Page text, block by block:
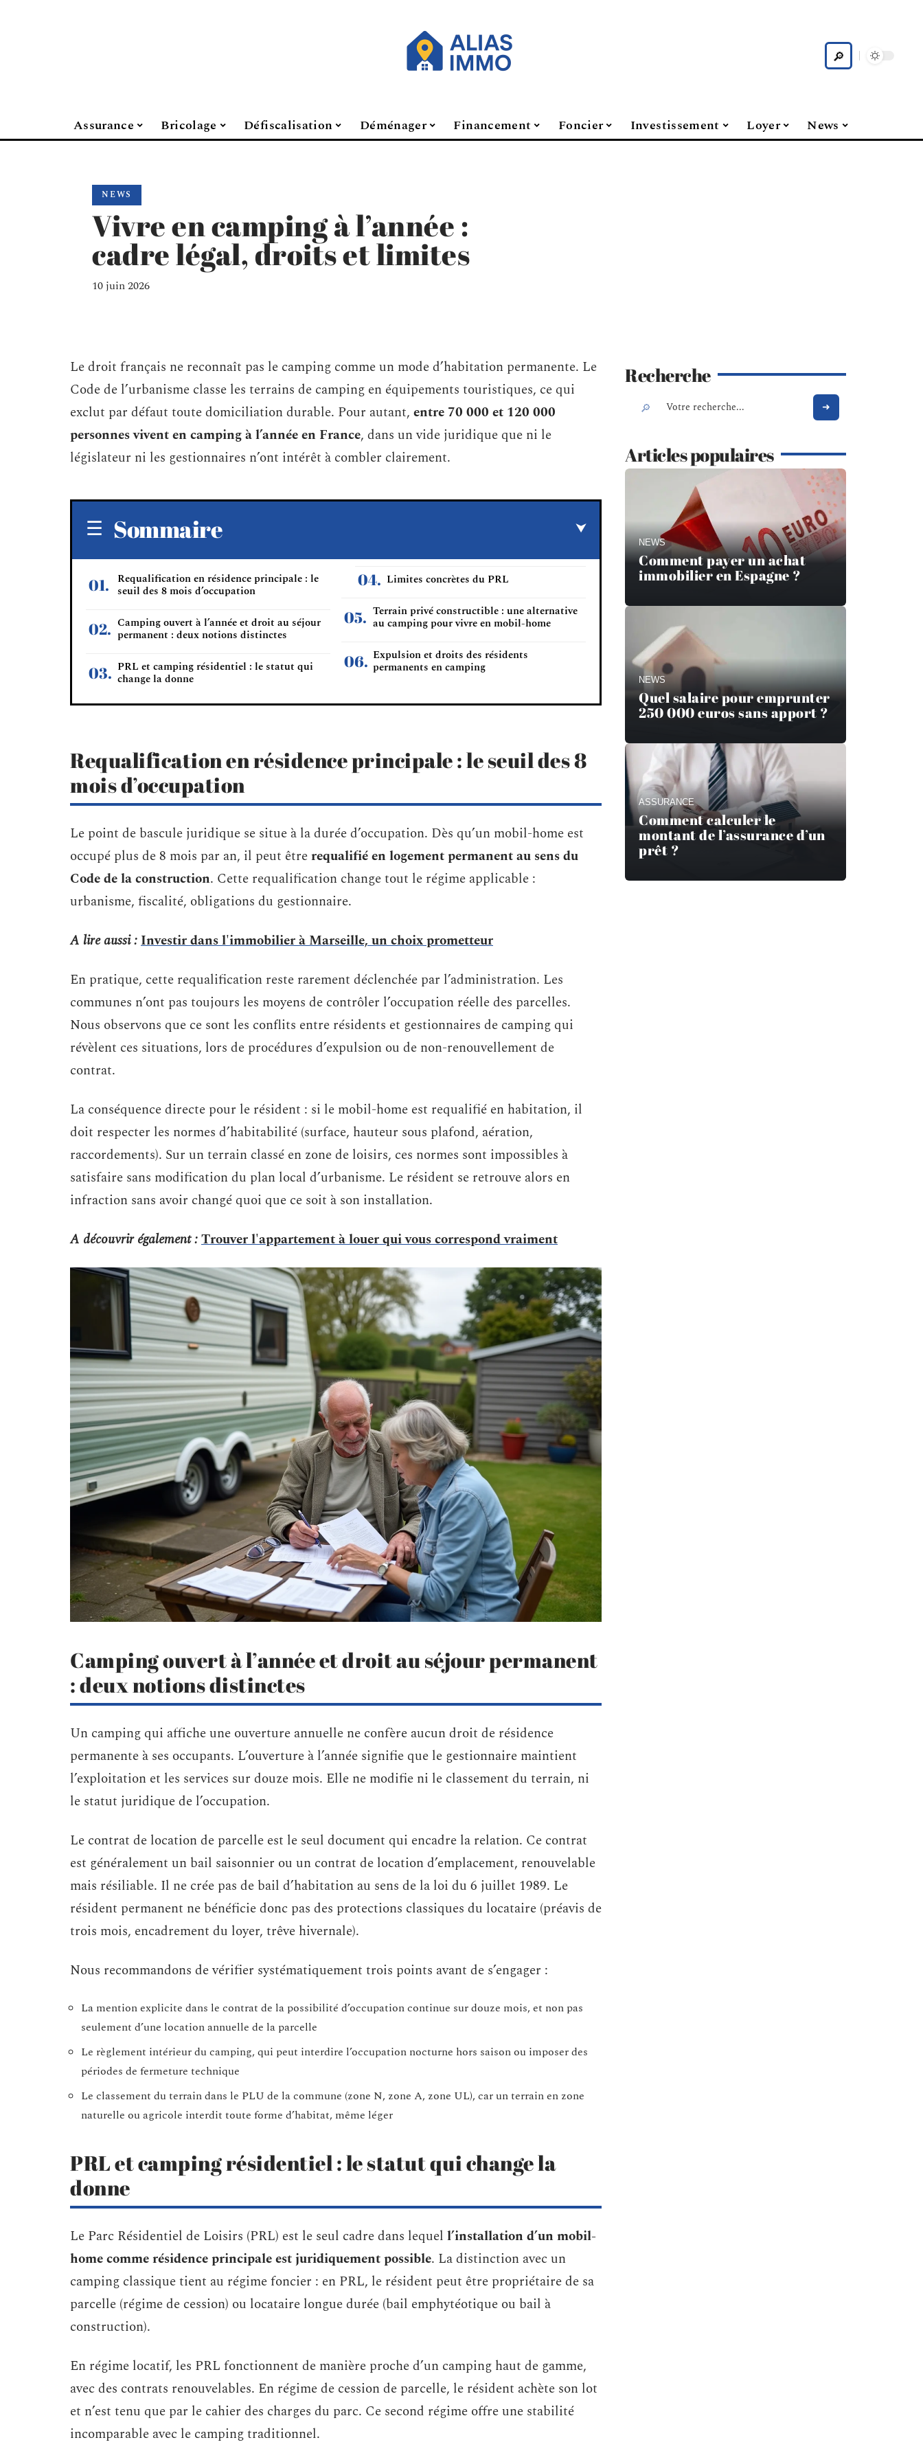
Assurance Bricolage Défiscalisation Déménager Financement Foncier Investissement Loyer News
NEWS
Vivre en camping à l’année :
cadre légal, droits et limites
10 juin 2026
Le droit français ne reconnaît pas le camping comme un mode d’habitation permanente. Le
Code de l’urbanisme classe les terrains de camping en équipements touristiques, ce qui
exclut par défaut toute domiciliation durable. Pour autant, entre 70 000 et 120 000
personnes vivent en camping à l’année en France, dans un vide juridique que ni le
législateur ni les gestionnaires n’ont intérêt à combler clairement.
Sommaire
Requalification en résidence principale : le
seuil des 8 mois d’occupation
Camping ouvert à l’année et droit au séjour
permanent : deux notions distinctes
PRL et camping résidentiel : le statut qui
change la donne
Limites concrètes du PRL
Terrain privé constructible : une alternative
au camping pour vivre en mobil-home
Expulsion et droits des résidents
permanents en camping
Requalification en résidence principale : le seuil des 8
mois d’occupation
Le point de bascule juridique se situe à la durée d’occupation. Dès qu’un mobil-home est
occupé plus de 8 mois par an, il peut êtrerequalifié en logement permanent au sens du
Code de la construction. Cette requalification change tout le régime applicable :
urbanisme, fiscalité, obligations du gestionnaire.
A lire aussi :Investir dans l'immobilier à Marseille, un choix prometteur
En pratique, cette requalification reste rarement déclenchée par l’administration. Les
communes n’ont pas toujours les moyens de contrôler l’occupation réelle des parcelles.
Nous observons que ce sont les conflits entre résidents et gestionnaires de camping qui
révèlent ces situations, lors de procédures d’expulsion ou de non-renouvellement de
contrat.
La conséquence directe pour le résident : si le mobil-home est requalifié en habitation, il
doit respecter les normes d’habitabilité (surface, hauteur sous plafond, aération,
raccordements). Sur un terrain classé en zone de loisirs, ces normes sont impossibles à
satisfaire sans modification du plan local d’urbanisme. Le résident se retrouve alors en
infraction sans avoir changé quoi que ce soit à son installation.
A découvrir également :Trouver l'appartement à louer qui vous correspond vraiment
Camping ouvert à l’année et droit au séjour permanent
: deux notions distinctes
Un camping qui affiche une ouverture annuelle ne confère aucun droit de résidence
permanente à ses occupants. L’ouverture à l’année signifie que le gestionnaire maintient
l’exploitation et les services sur douze mois. Elle ne modifie ni le classement du terrain, ni
le statut juridique de l’occupation.
Le contrat de location de parcelle est le seul document qui encadre la relation. Ce contrat
est généralement un bail saisonnier ou un contrat de location d’emplacement, renouvelable
mais résiliable. Il ne crée pas de bail d’habitation au sens de la loi du 6 juillet 1989. Le
résident permanent ne bénéficie donc pas des protections classiques du locataire (préavis de
trois mois, encadrement du loyer, trêve hivernale).
Nous recommandons de vérifier systématiquement trois points avant de s’engager :
La mention explicite dans le contrat de la possibilité d’occupation continue sur douze mois, et non pas
seulement d’une location annuelle de la parcelle
Le règlement intérieur du camping, qui peut interdire l’occupation nocturne hors saison ou imposer des
périodes de fermeture technique
Le classement du terrain dans le PLU de la commune (zone N, zone A, zone UL), car un terrain en zone
naturelle ou agricole interdit toute forme d’habitat, même léger
PRL et camping résidentiel : le statut qui change la
donne
Le Parc Résidentiel de Loisirs (PRL) est le seul cadre dans lequel l’installation d’un mobil-
home comme résidence principale est juridiquement possible. La distinction avec un
camping classique tient au régime foncier : en PRL, le résident peut être propriétaire de sa
parcelle (régime de cession) ou locataire longue durée (bail emphytéotique ou bail à
construction).
En régime locatif, les PRL fonctionnent de manière proche d’un camping haut de gamme,
avec des contrats renouvelables. En régime de cession de parcelle, le résident achète son lot
et n’est tenu que par le cahier des charges du parc. Ce second régime offre une stabilité
incomparable avec le camping traditionnel.
Recherche
Articles populaires
NEWS
Comment payer un achat
immobilier en Espagne ?
NEWS
Quel salaire pour emprunter
250 000 euros sans apport ?
ASSURANCE
Comment calculer le
montant de l’assurance d’un
prêt ?